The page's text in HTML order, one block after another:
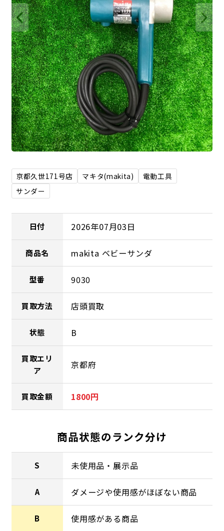
京都久世171号店 マキタ(makita)
電動工具
サンダー
日付 2026年07月03日
商品名 makita ベビーサンダ
型番 9030
買取方法 店頭買取
状態 B
買取エリ
ア
京都府
買取金額 1800円
商品状態のランク分け
S 未使用品・展示品
A ダメージや使用感がほぼない商品
B 使用感がある商品